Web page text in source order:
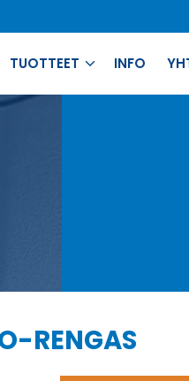
TUOTTEET INFO
RENGAS